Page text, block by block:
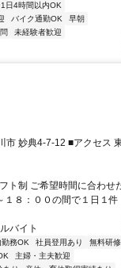
1日4時間以内OK
バイク通勤OK
早朝
未経験者歓迎
ト制 ご希望時間に合わせ
１８：００の間で１日１件
バイト
務OK 社員登用あり
無料研修
主婦・主夫歓迎